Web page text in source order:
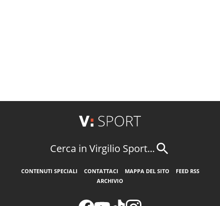
Cerca in Virgilio Sport...
CONTENUTI SPECIALI CONTATTACI MAPPA DEL SITO
FEED RSS
ARCHIVIO